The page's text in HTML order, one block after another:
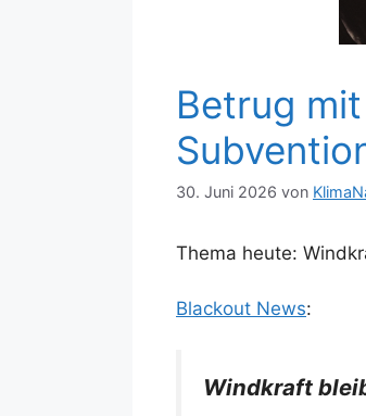
Betrug
30. Juni 2026 von
Thema heute:
Blackout News:
Windkraft